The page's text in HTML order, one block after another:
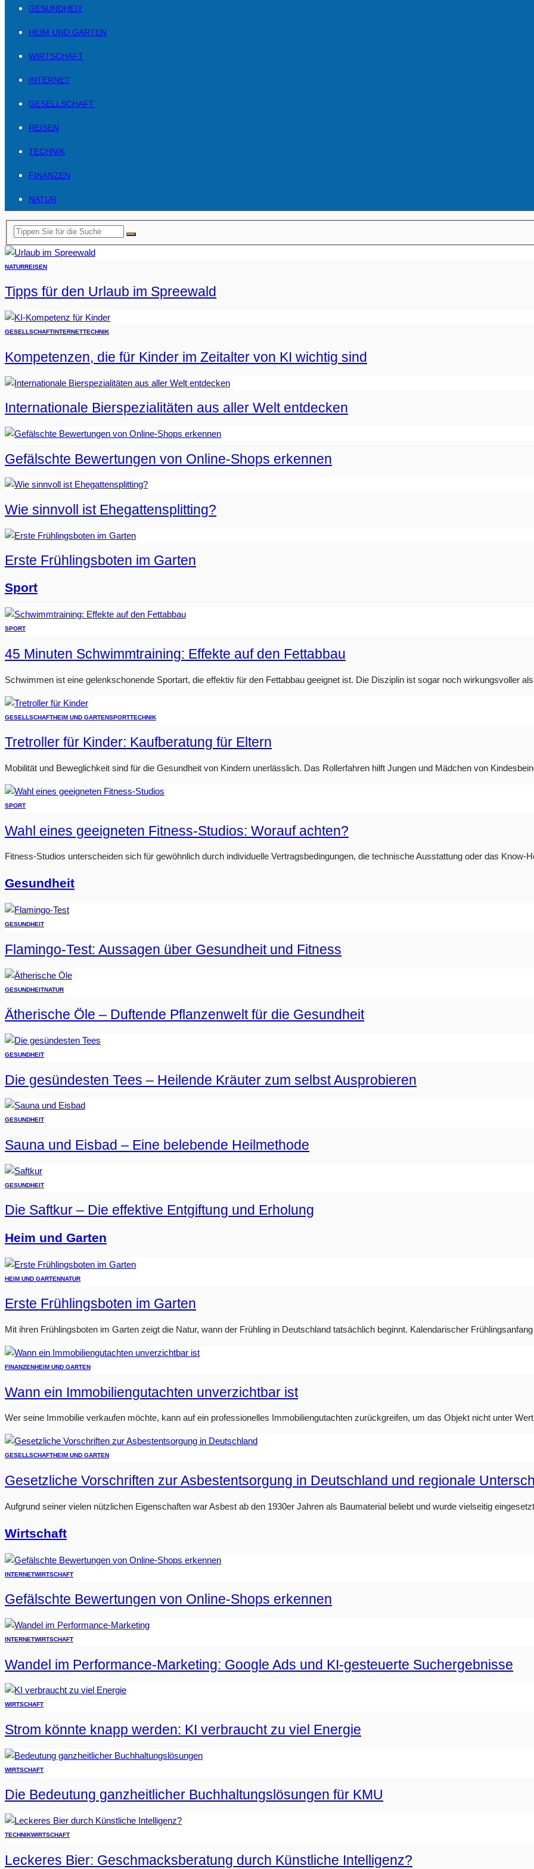
GESUNDHEIT
HEIM UND GARTEN
WIRTSCHAFT
INTERNET
GESELLSCHAFT
REISEN
TECHNIK
FINANZEN
NATUR
NATURREISEN
Tipps für den Urlaub im Spreewald
GESELLSCHAFTINTERNETTECHNIK
Kompetenzen, die für Kinder im Zeitalter von KI wichtig sind
Internationale Bierspezialitäten aus aller Welt entdecken
Gefälschte Bewertungen von Online-Shops erkennen
Wie sinnvoll ist Ehegattensplitting?
Erste Frühlingsboten im Garten
Sport
SPORT
45 Minuten Schwimmtraining: Effekte auf den Fettabbau
Schwimmen ist eine gelenkschonende Sportart, die effektiv für den Fettabbau geeignet ist. Die Disziplin ist sogar noch wirkungsvoller
GESELLSCHAFTHEIM UND GARTENSPORTTECHNIK
Tretroller für Kinder: Kaufberatung für Eltern
Mobilität und Beweglichkeit sind für die Gesundheit von Kindern unerlässlich. Das Rollerfahren hilft Jungen und Mädchen von
SPORT
Wahl eines geeigneten Fitness-Studios: Worauf achten?
Fitness-Studios unterscheiden sich für gewöhnlich durch individuelle Vertragsbedingungen, die technische Ausstattung oder das Know-
Gesundheit
GESUNDHEIT
Flamingo-Test: Aussagen über Gesundheit und Fitness
GESUNDHEITNATUR
Ätherische Öle – Duftende Pflanzenwelt für die Gesundheit
GESUNDHEIT
Die gesündesten Tees – Heilende Kräuter zum selbst Ausprobieren
GESUNDHEIT
Sauna und Eisbad – Eine belebende Heilmethode
GESUNDHEIT
Die Saftkur – Die effektive Entgiftung und Erholung
Heim und Garten
HEIM UND GARTENNATUR
Erste Frühlingsboten im Garten
Mit ihren Frühlingsboten im Garten zeigt die Natur, wann der Frühling in Deutschland tatsächlich beginnt. Kalendarischer
FINANZENHEIM UND GARTEN
Wann ein Immobiliengutachten unverzichtbar ist
Wer seine Immobilie verkaufen möchte, kann auf ein professionelles Immobiliengutachten zurückgreifen, um das Objekt nicht unter
GESELLSCHAFTHEIM UND GARTEN
Gesetzliche Vorschriften zur Asbestentsorgung in Deutschland und regionale
Aufgrund seiner vielen nützlichen Eigenschaften war Asbest ab den 1930er Jahren als Baumaterial beliebt und wurde vielseitig
Wirtschaft
INTERNETWIRTSCHAFT
Gefälschte Bewertungen von Online-Shops erkennen
INTERNETWIRTSCHAFT
Wandel im Performance-Marketing: Google Ads und KI-gesteuerte Suchergebnisse
WIRTSCHAFT
Strom könnte knapp werden: KI verbraucht zu viel Energie
WIRTSCHAFT
Die Bedeutung ganzheitlicher Buchhaltungslösungen für KMU
TECHNIKWIRTSCHAFT
Leckeres Bier: Geschmacksberatung durch Künstliche Intelligenz?